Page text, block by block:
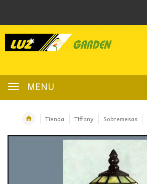
MENU
Tienda Tiffany Sobremesas